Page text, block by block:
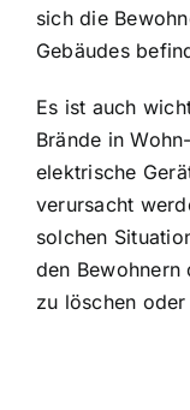
sich die
Gebäudes
Es ist auch
Brände in
elektrische
verursacht
solchen
den
zu löschen